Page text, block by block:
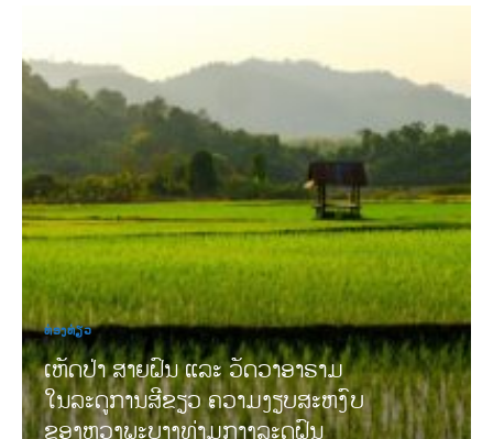
ທ່ອງທ່ຽວ
ເຫັດປ່າ ສາຍຝົນ ແລະ ວັດວາອາຣາມ
ໃນລະດູການສີຂຽວ ຄວາມງຽບສະຫງົບ
ຂອງຫຼວງພະບາງທ່າມກາງລະດູຝົນ